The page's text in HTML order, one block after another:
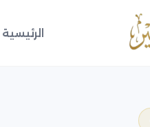
الرئيسية